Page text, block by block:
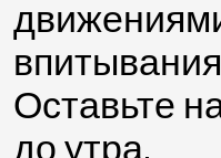
Оставьте
до утра.